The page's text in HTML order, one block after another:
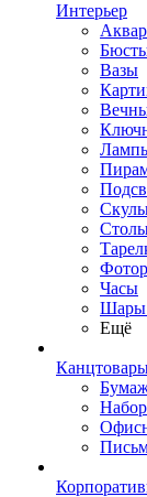
Интерьер
Вазы
Часы
Шары
Ещё